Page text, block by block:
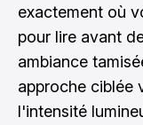
exactement où
pour lire avant
ambiance
approche ciblée
l'intensité